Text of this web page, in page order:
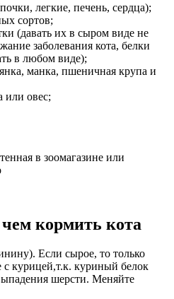
легкие, печень, сердца);
сортов;
(давать их в сыром виде не
заболевания кота, белки
в любом виде);
манка, пшеничная крупа и
или овес;
в зоомагазине или
кормить кота
Если сырое, то только
с курицей,т.к. куриный белок
шерсти. Меняйте